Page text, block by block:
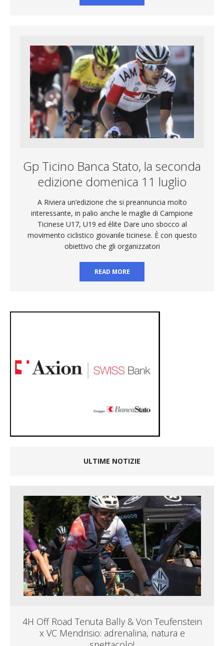
Gp Ticino Banca Stato, la seconda
edizione domenica 11 luglio
A Riviera un’edizione che si preannuncia molto
interessante, in palio anche le maglie di Campione
Ticinese U17, U19 ed élite Dare uno sbocco al
movimento ciclistico giovanile ticinese. È con questo
obiettivo che gli organizzatori
READ MORE
ULTIME NOTIZIE
4H Off Road Tenuta Bally & Von Teufenstein
x VC Mendrisio: adrenalina, natura e